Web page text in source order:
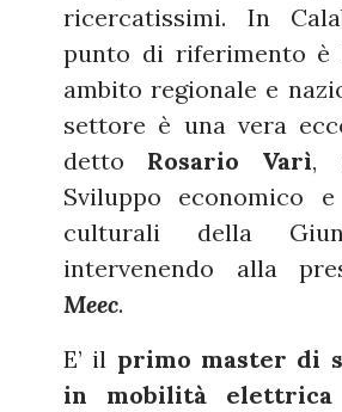
ricercatissimi. In
punto di riferimento è
ambito regionale e
settore è una vera
detto Rosario Varì,
Sviluppo economico
culturali della
intervenendo alla
Meec.
E’ il primo master di
in mobilità elettrica